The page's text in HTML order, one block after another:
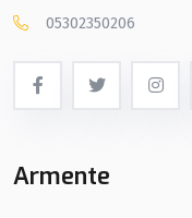
05302350206
Armente